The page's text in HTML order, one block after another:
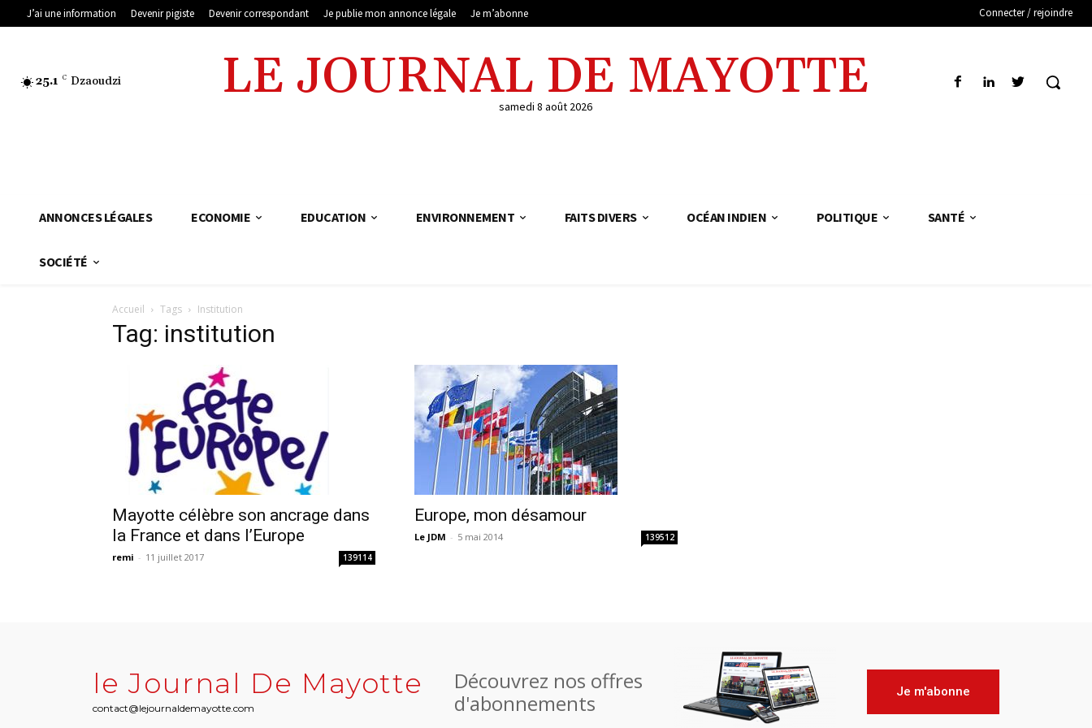
J’ai une information Devenir pigiste Devenir correspondant Je publie mon annonce légale Je m’abonne Connecter / rejoindre
25.1 C Dzaoudzi LE JOURNAL DE MAYOTTE
samedi 8 août 2026
ANNONCES LÉGALES ECONOMIE EDUCATION ENVIRONNEMENT FAITS DIVERS OCÉAN INDIEN POLITIQUE SANTÉ
SOCIÉTÉ
Accueil Tags Institution
Tag: institution
Mayotte célèbre son ancrage dans
la France et dans l’Europe
remi - 11 juillet 2017 139114
Europe, mon désamour
Le JDM - 5 mai 2014 139512
le Journal De Mayotte
contact@lejournaldemayotte.com
Découvrez nos offres
d'abonnements
Je m'abonne